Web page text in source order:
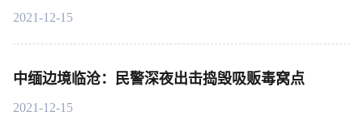
2021-12-15
中缅边境临沧：民警深夜出击捣毁吸贩毒窝点
2021-12-15